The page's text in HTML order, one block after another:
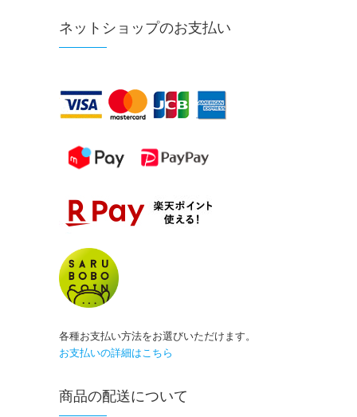
ネットショップのお支払い
各種お支払い方法をお選びいただけます。
お支払いの詳細はこちら
商品の配送について